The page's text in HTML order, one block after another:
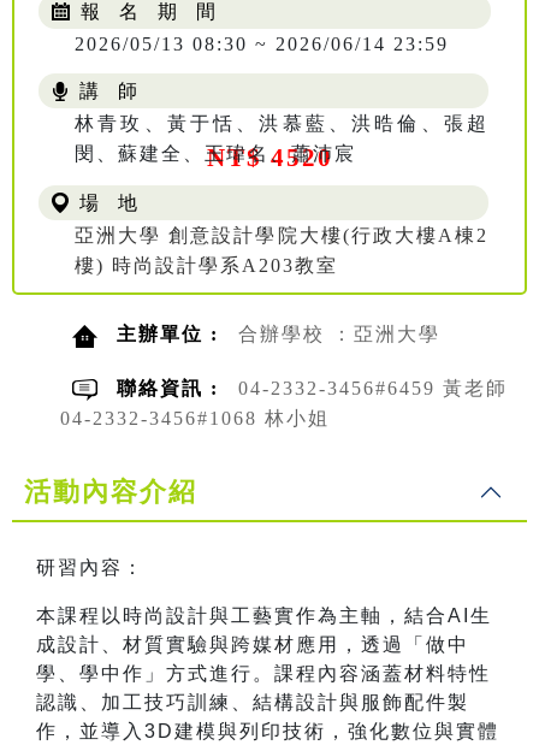
NT$ 4520
報 名 期 間
2026/05/13 08:30 ~ 2026/06/14 23:59
講 師
林青玫、黃于恬、洪慕藍、洪晧倫、張超
閔、蘇建全、王瑋名、蕭沛宸
場 地
亞洲大學 創意設計學院大樓(行政大樓A棟2
樓) 時尚設計學系A203教室
主辦單位 : 合辦學校 ：亞洲大學
聯絡資訊 :
04-2332-3456#6459 黃老師
04-2332-3456#1068 林小姐
活動內容介紹
研習內容：
本課程以時尚設計與工藝實作為主軸，結合AI生
成設計、材質實驗與跨媒材應用，透過「做中
學、學中作」方式進行。課程內容涵蓋材料特性
認識、加工技巧訓練、結構設計與服飾配件製
作，並導入3D建模與列印技術，強化數位與實體